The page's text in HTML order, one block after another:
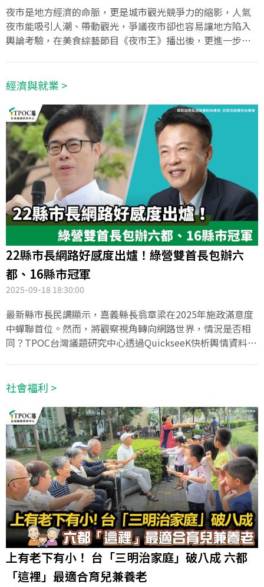
夜市是地方經濟的命脈，更是城市觀光競爭力的縮影，人氣
夜市能吸引人潮、帶動觀光，爭議夜市卻也容易讓地方陷入
輿論考驗，在美食綜藝節目《夜市王》播出後，更進一步掀
市的網路聲量，發現台北市奪下22縣市的聲量王，進一步分
題。
經濟與就業 >
22縣市長網路好感度出爐！綠營雙首長包辦六
都、16縣市冠軍
2025-09-18 18:30:00
最新縣市長民調顯示，嘉義縣長翁章梁在2025年施政滿意度
中蟬聯首位。然而，將觀察視角轉向網路世界，情況是否相
同？TPOC台灣議題研究中心透過QuickseeK快析輿情資料
翁章梁稱霸，兩人雙雙包辦六都與16縣市的好感度第一，展
社會福利 >
上有老下有小！ 台「三明治家庭」破八成 六都
「這裡」最適合育兒兼養老